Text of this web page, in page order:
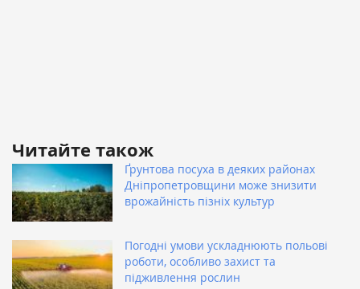
Читайте також
Ґрунтова посуха в деяких районах
Дніпропетровщини може знизити
врожайність пізніх культур
Погодні умови ускладнюють польові
роботи, особливо захист та
підживлення рослин